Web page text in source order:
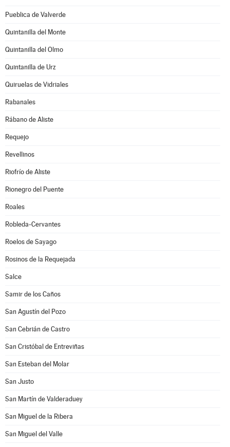
Pueblica de Valverde
Quintanilla del Monte
Quintanilla del Olmo
Quintanilla de Urz
Quiruelas de Vidriales
Rabanales
Rábano de Aliste
Requejo
Revellinos
Riofrío de Aliste
Rionegro del Puente
Roales
Robleda-Cervantes
Roelos de Sayago
Rosinos de la Requejada
Salce
Samir de los Caños
San Agustín del Pozo
San Cebrián de Castro
San Cristóbal de Entreviñas
San Esteban del Molar
San Justo
San Martín de Valderaduey
San Miguel de la Ribera
San Miguel del Valle